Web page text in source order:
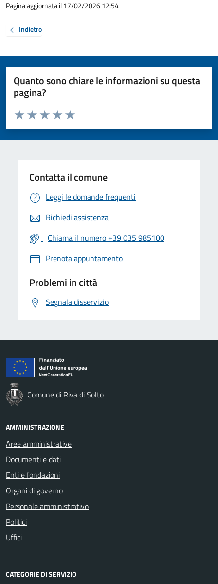
Pagina aggiornata il 17/02/2026 12:54
Indietro
Quanto sono chiare le informazioni su questa
pagina?
Valuta da 1 a 5 stelle la pagina
Valuta 5 stelle su 5
Valuta 4 stelle su 5
Valuta 3 stelle su 5
Valuta 2 stelle su 5
Valuta 1 stelle su 5
Contatta il comune
Leggi le domande frequenti
Richiedi assistenza
Chiama il numero +39 035 985100
Prenota appuntamento
Problemi in città
Segnala disservizio
Comune di Riva di Solto
AMMINISTRAZIONE
Aree amministrative
Documenti e dati
Enti e fondazioni
Organi di governo
Personale amministrativo
Politici
Uffici
CATEGORIE DI SERVIZIO